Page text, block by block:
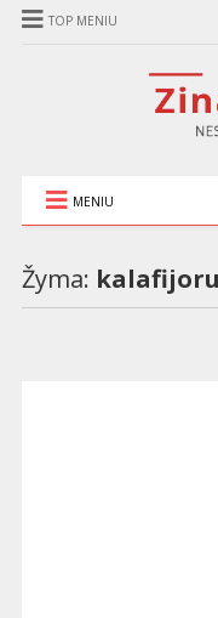
TOP MENIU
MENIU
Žyma: